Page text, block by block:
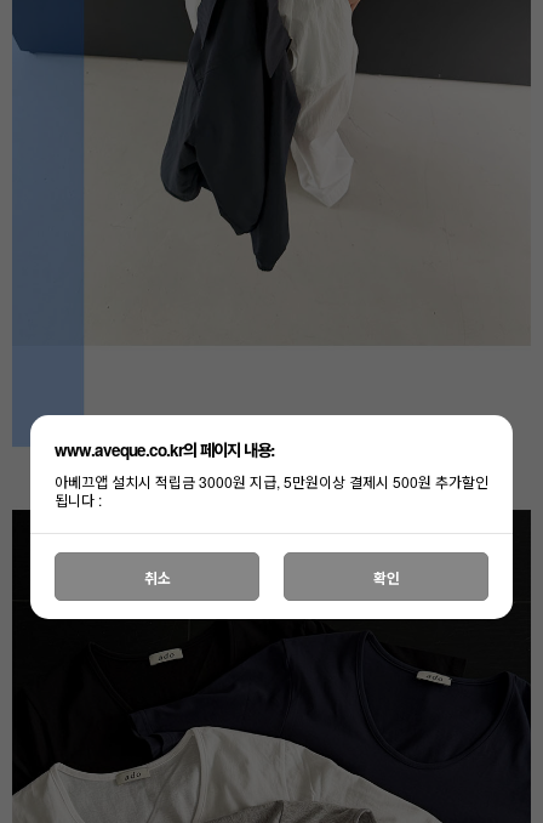
www.aveque.co.kr의 페이지 내용:
아베끄앱 설치시 적립금 3000원 지급, 5만원이상 결제시 500원 추가할인
됩니다 :
취소 확인